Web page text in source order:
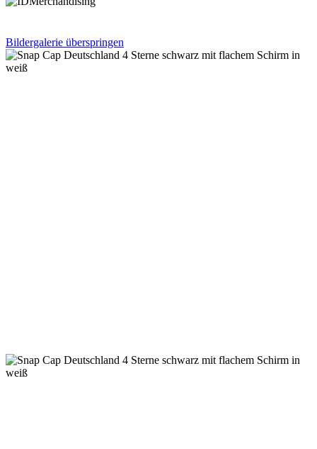
Bildergalerie überspringen